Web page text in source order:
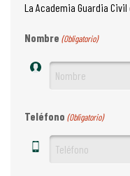
La Academia Guardia
Nombre (Obligatorio)
Teléfono (Obligatorio)